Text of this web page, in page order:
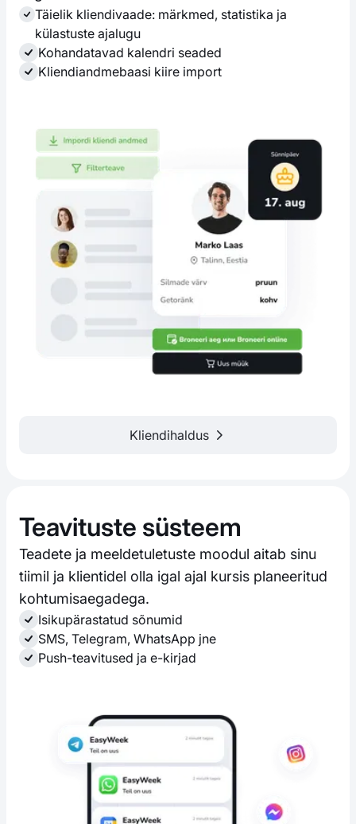
Täielik kliendivaade: märkmed, statistika ja
külastuste ajalugu
Kohandatavad kalendri seaded
Kliendiandmebaasi kiire import
Kliendihaldus
Teavituste süsteem
Teadete ja meeldetuletuste moodul aitab sinu
tiimil ja klientidel olla igal ajal kursis planeeritud
kohtumisaegadega.
Isikupärastatud sõnumid
SMS, Telegram, WhatsApp jne
Push-teavitused ja e-kirjad